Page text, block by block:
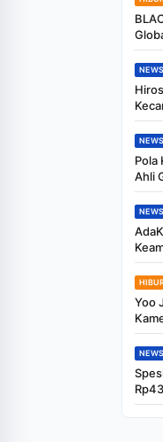
NEWS
NEWS
Pola
Ahli
NEWS
Yoo
NEWS